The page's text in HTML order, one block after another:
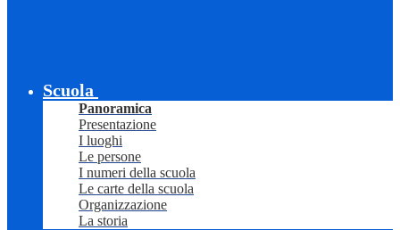
Scuola
Panoramica
Presentazione
I luoghi
Le persone
I numeri della scuola
Le carte della scuola
Organizzazione
La storia